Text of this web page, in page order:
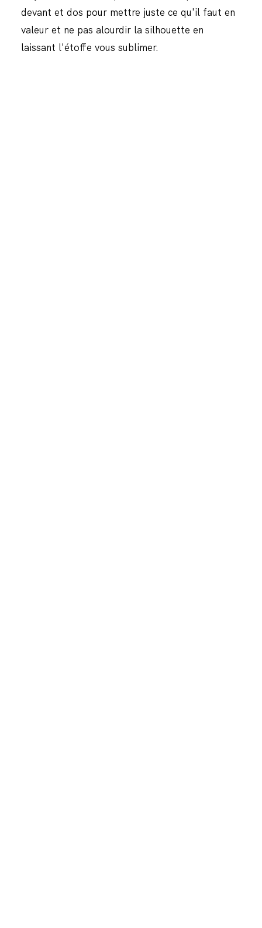
devant et dos pour mettre juste ce qu'il faut en
valeur et ne pas alourdir la silhouette en
laissant l'étoffe vous sublimer.